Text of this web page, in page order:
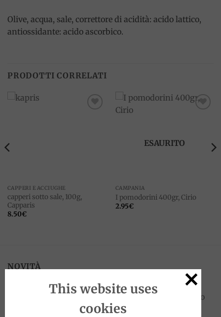
Olive, acqua, sale, correttore di acidità: acido lattico,
antiossidante: acido ascorbico.
PRODOTTI CORRELATI
CAPPERI E ACCIUGHE
capperi sotto sale, 100g,
Capparis
8.50€
ESAURITO
CAMPANIA
I pomodorini 400gr, Cirio
2.95€
NOVITÀ
Sanpellegrino Chinò Extra Lime e Zenzero
33cl, San Pellegrino
This website uses
cookies